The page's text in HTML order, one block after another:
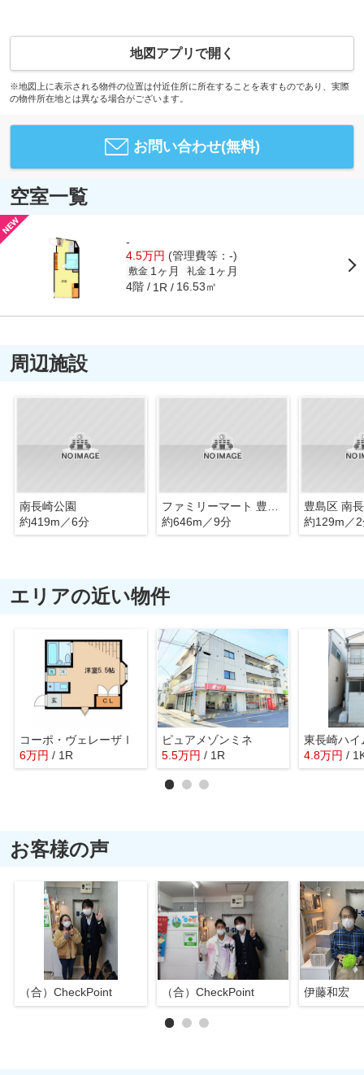
地図アプリで開く
※地図上に表示される物件の位置は付近住所に所在することを表すものであり、実際
の物件所在地とは異なる場合がございます。
お問い合わせ(無料)
空室一覧
-
4.5万円 (管理費等：-)
敷金 1ヶ月 礼金 1ヶ月
4階 1R 16.53㎡
周辺施設
南長崎公園
約419m／6分
約646m／9分
約129m／
エリアの近い物件
コーポ・ヴェレーザⅠ
6万円 / 1R
ピュアメゾンミネ
5.5万円 / 1R
東長崎ハイ
4.8万円 /
お客様の声
（合）CheckPoint （合）CheckPoint 伊藤和宏